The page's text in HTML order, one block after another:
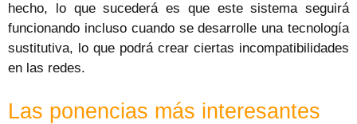
hecho, lo que sucederá es que este sistema seguirá
funcionando incluso cuando se desarrolle una tecnología
sustitutiva, lo que podrá crear ciertas incompatibilidades
en las redes.
Las ponencias más interesantes